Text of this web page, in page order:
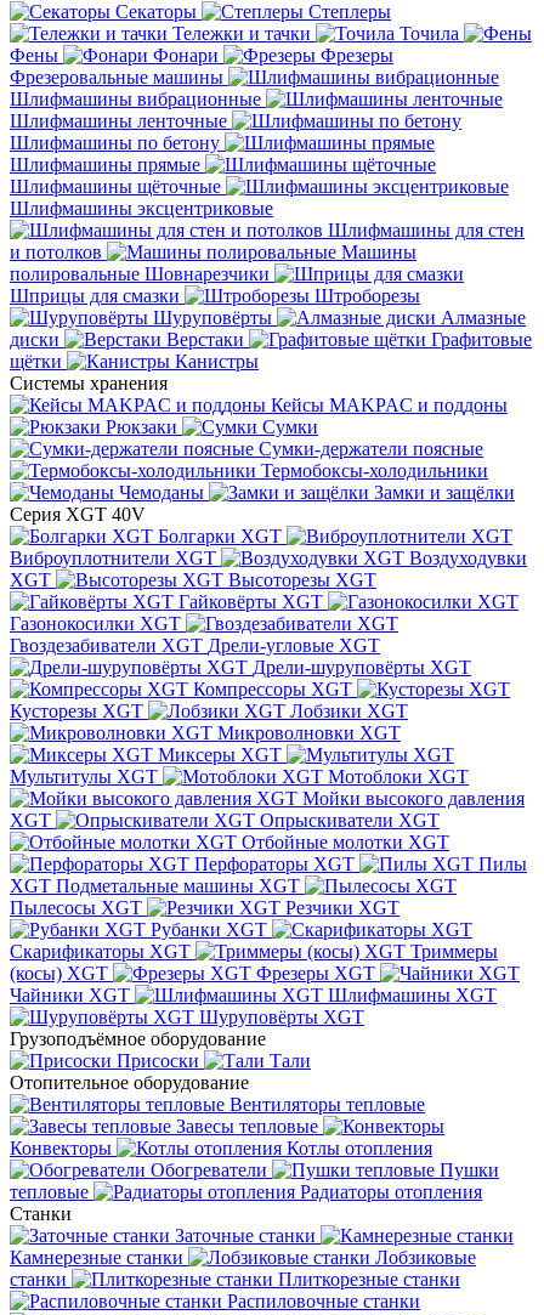
Секаторы
Степлеры
Тележки и тачки
Точила
Фены
Фонари
Фрезеры
Фрезеровальные машины
Шлифмашины вибрационные
Шлифмашины ленточные
Шлифмашины по бетону
Шлифмашины прямые
Шлифмашины щёточные
Шлифмашины эксцентриковые
Шлифмашины для стен
и потолков
Машины
полировальные Шовнарезчики
Шприцы для смазки
Штроборезы
Шуруповёрты
Алмазные
диски
Верстаки
Графитовые
щётки
Канистры
Системы хранения
Кейсы MAKPAC и поддоны
Рюкзаки
Сумки
Сумки-держатели поясные
Термобоксы-холодильники
Чемоданы
Замки и защёлки
Серия XGT 40V
Болгарки XGT
Виброуплотнители XGT
Воздуходувки
XGT
Высоторезы XGT
Гайковёрты XGT
Газонокосилки XGT
Гвоздезабиватели XGT Дрели-угловые XGT
Дрели-шуруповёрты XGT
Компрессоры XGT
Кусторезы XGT
Лобзики XGT
Микроволновки XGT
Миксеры XGT
Мультитулы XGT
Мотоблоки XGT
Мойки высокого давления
XGT
Опрыскиватели XGT
Отбойные молотки XGT
Перфораторы XGT
Пилы
XGT Подметальные машины XGT
Пылесосы XGT
Резчики XGT
Рубанки XGT
Скарификаторы XGT
Триммеры
(косы) XGT
Фрезеры XGT
Чайники XGT
Шлифмашины XGT
Шуруповёрты XGT
Грузоподъёмное оборудование
Присоски
Тали
Отопительное оборудование
Вентиляторы тепловые
Завесы тепловые
Конвекторы
Котлы отопления
Обогреватели
Пушки
тепловые
Радиаторы отопления
Станки
Заточные станки
Камнерезные станки
Лобзиковые
станки
Плиткорезные станки
Распиловочные станки